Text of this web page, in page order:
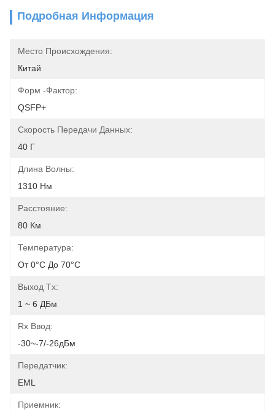
Подробная Информация
Место Происхождения:
Китай
Форм -фактор:
QSFP+
Скорость Передачи Данных:
40 Г
Длина Волны:
1310 Нм
Расстояние:
80 Км
Температура:
От 0°C До 70°C
Выход Tx:
1 ~ 6 ДБм
Rx Ввод:
-30~-7/-26дБм
Передатчик:
EML
Приемник: